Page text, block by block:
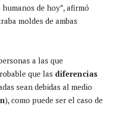
de hoy”, afirmó
moldes de ambas
a las que
que las diferencias
sean debidas al medio
), como puede ser el caso de